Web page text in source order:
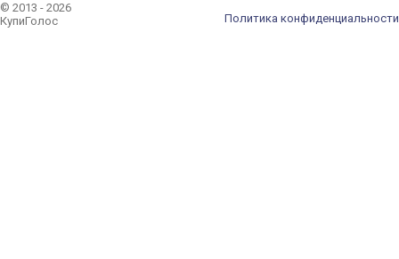
© 2013 - 2026
КупиГолос
Политика конфиденциальности